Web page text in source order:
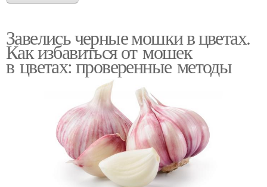
Завелись черные мошки в цветах.
Как избавиться от мошек
в цветах: проверенные методы